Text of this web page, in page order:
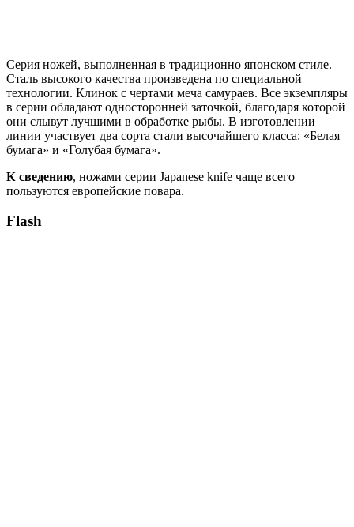
Серия ножей, выполненная в традиционно японском стиле.
Сталь высокого качества произведена по специальной
технологии. Клинок с чертами меча самураев. Все экземпляры
в серии обладают односторонней заточкой, благодаря которой
они слывут лучшими в обработке рыбы. В изготовлении
линии участвует два сорта стали высочайшего класса: «Белая
бумага» и «Голубая бумага».
К сведению, ножами серии Japanese knife чаще всего
пользуются европейские повара.
Flash